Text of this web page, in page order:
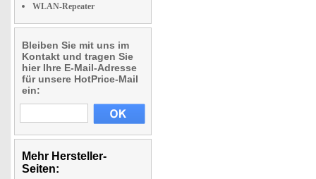
WLAN-Repeater
Bleiben Sie mit uns im
Kontakt und tragen Sie
hier Ihre E-Mail-Adresse
für unsere HotPrice-Mail
ein:
Mehr Hersteller-
Seiten: